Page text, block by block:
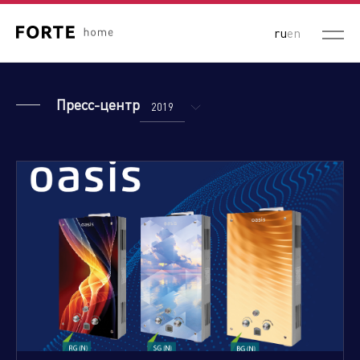
ruen
Пресс-центр
2025
2023
2022
2021
2020
2019
2018
2017